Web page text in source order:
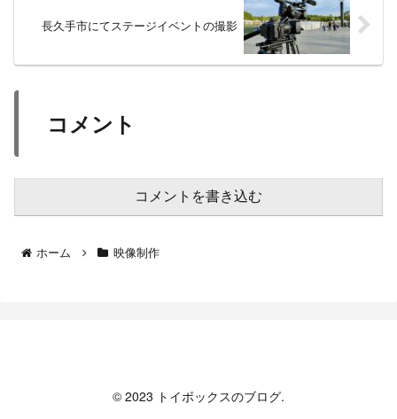
長久手市にてステージイベントの撮影
コメント
コメントを書き込む
ホーム 映像制作
© 2023 トイボックスのブログ.